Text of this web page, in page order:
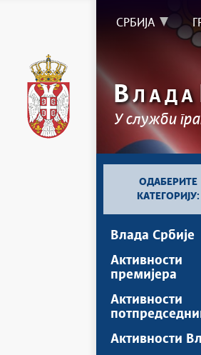
СРБИЈА
ВЛАДА
У служби
ОДАБЕРИТЕ
КАТЕГОРИЈУ:
Влада Србије
Активности
премијера
Активности
Активности